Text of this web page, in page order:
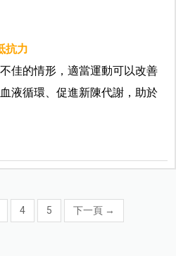
抗力
佳的情形，適當運動可以改善
液循環、促進新陳代謝，助於
4 5 下一頁 →